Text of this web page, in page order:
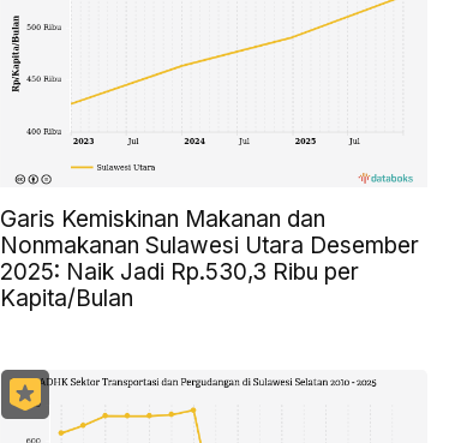
Garis Kemiskinan Makanan dan
Nonmakanan Sulawesi Utara Desember
2025: Naik Jadi Rp.530,3 Ribu per
Kapita/Bulan